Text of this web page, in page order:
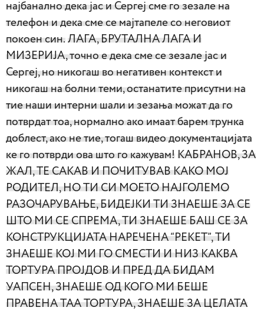
најбанално дека јас и Сергеј сме го зезале на
телефон и дека сме се мајтапеле со неговиот
покоен син. ЛАГА, БРУТАЛНА ЛАГА И
МИЗЕРИЈА, точно е дека сме се зезале јас и
Сергеј, но никогаш во негативен контекст и
никогаш на болни теми, останатите присутни на
тие наши интерни шали и зезања можат да го
потврдат тоа, нормално ако имаат барем трунка
доблест, ако не тие, тогаш видео документацијата
ке го потврди ова што го кажувам! КАБРАНОВ, ЗА
ЖАЛ, ТЕ САКАВ И ПОЧИТУВАВ КАКО МОЈ
РОДИТЕЛ, НО ТИ СИ МОЕТО НАЈГОЛЕМО
РАЗОЧАРУВАЊЕ, БИДЕЈКИ ТИ ЗНАЕШЕ ЗА СЕ
ШТО МИ СЕ СПРЕМА, ТИ ЗНАЕШЕ БАШ СЕ ЗА
КОНСТРУКЦИЈАТА НАРЕЧЕНА “РЕКЕТ”, ТИ
ЗНАЕШЕ КОЈ МИ ГО СМЕСТИ И НИЗ КАКВА
ТОРТУРА ПРОЈДОВ И ПРЕД ДА БИДАМ
УАПСЕН, ЗНАЕШЕ ОД КОГО МИ БЕШЕ
ПРАВЕНА ТАА ТОРТУРА, ЗНАЕШЕ ЗА ЦЕЛАТА